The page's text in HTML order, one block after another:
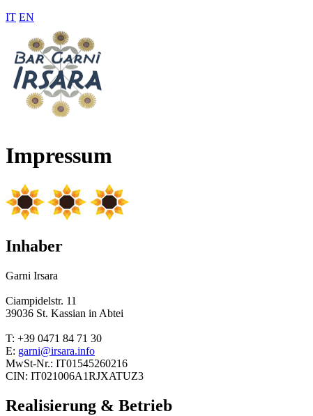
IT EN
Impressum
Inhaber
Garni Irsara
Ciampidelstr. 11
39036 St. Kassian in Abtei
T: +39 0471 84 71 30
E: garni@irsara.info
MwSt-Nr.: IT01545260216
CIN: IT021006A1RJXATUZ3
Realisierung & Betrieb